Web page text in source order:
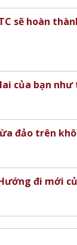
sẽ hoàn
của bạn như
đảo trên
đi mới